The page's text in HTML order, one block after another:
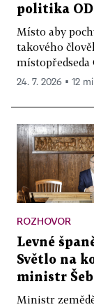
politika
Místo aby
takového
místopředseda
24. 7. 2026 ▪ 12
ROZHOVOR
Levné
Světlo na
ministr
Ministr